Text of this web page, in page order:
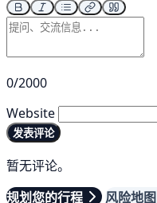
0/2000
Website
发表评论
暂无评论。
规划您的行程
风险地图